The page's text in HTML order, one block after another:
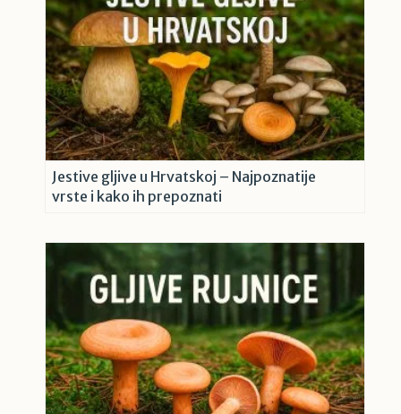
Jestive gljive u Hrvatskoj – Najpoznatije
vrste i kako ih prepoznati